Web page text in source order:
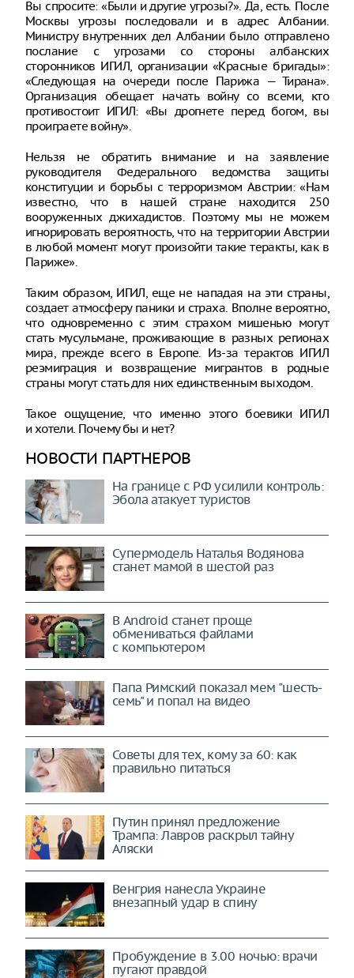
Вы спросите: «Были и другие угрозы?». Да, есть. После
Москвы угрозы последовали и в адрес Албании.
Министру внутренних дел Албании было отправлено
послание с угрозами со стороны албанских
сторонников ИГИЛ, организации «Красные бригады»:
«Следующая на очереди после Парижа — Тирана».
Организация обещает начать войну со всеми, кто
противостоит ИГИЛ: «Вы дрогнете перед богом, вы
проиграете войну».
Нельзя не обратить внимание и на заявление
руководителя Федерального ведомства защиты
конституции и борьбы с терроризмом Австрии: «Нам
известно, что в нашей стране находится 250
вооруженных джихадистов. Поэтому мы не можем
игнорировать вероятность, что на территории Австрии
в любой момент могут произойти такие теракты, как в
Париже».
Таким образом, ИГИЛ, еще не нападая на эти страны,
создает атмосферу паники и страха. Вполне вероятно,
что одновременно с этим страхом мишенью могут
стать мусульмане, проживающие в разных регионах
мира, прежде всего в Европе. Из-за терактов ИГИЛ
реэмиграция и возвращение мигрантов в родные
страны могут стать для них единственным выходом.
Такое ощущение, что именно этого боевики ИГИЛ
и хотели. Почему бы и нет?
НОВОСТИ ПАРТНЕРОВ
На границе с РФ усилили контроль:
Эбола атакует туристов
Супермодель Наталья Водянова
станет мамой в шестой раз
В Android станет проще
обмениваться файлами
с компьютером
Папа Римский показал мем "шесть-
семь" и попал на видео
Советы для тех, кому за 60: как
правильно питаться
Путин принял предложение
Трампа: Лавров раскрыл тайну
Аляски
Венгрия нанесла Украине
внезапный удар в спину
Пробуждение в 3.00 ночью: врачи
пугают правдой